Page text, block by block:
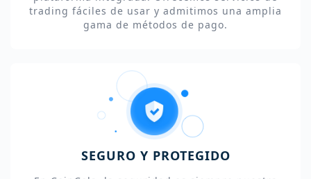
trading fáciles de usar y admitimos una amplia
gama de métodos de pago.
SEGURO Y PROTEGIDO